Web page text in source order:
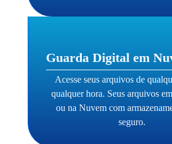
Guarda Digital em
Acesse seus arquivos de
qualquer hora. Seus arquivos
ou na Nuvem com
seguro.